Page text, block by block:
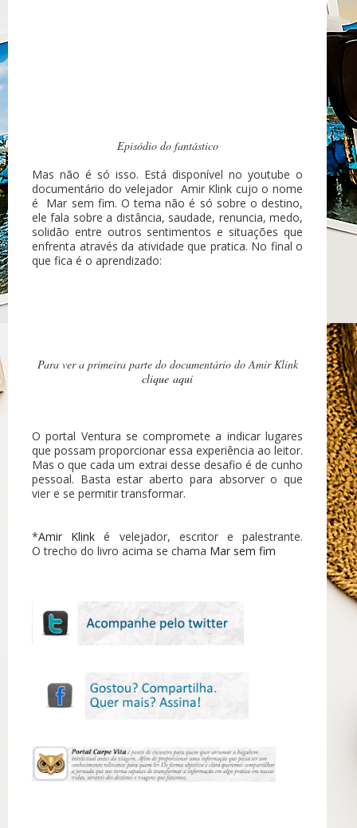
Episódio do fantástico
Mas não é só isso. Está disponível no youtube o
documentário do velejador Amir Klink cujo o nome
é Mar sem fim. O tema não é só sobre o destino,
ele fala sobre a distância, saudade, renuncia, medo,
solidão entre outros sentimentos e situações que
enfrenta através da atividade que pratica. No final o
que fica é o aprendizado:
Para ver a primeira parte do documentário do Amir Klink
clique aqui
O portal Ventura se compromete a indicar lugares
que possam proporcionar essa experiência ao leitor.
Mas o que cada um extrai desse desafio é de cunho
pessoal. Basta estar aberto para absorver o que
vier e se permitir transformar.
*Amir Klink é velejador, escritor e palestrante.
O trecho do livro acima se chama Mar sem fim